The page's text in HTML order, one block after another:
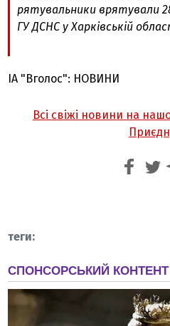
рятувальники врятували
ГУ ДСНС у Харківській
ІА "Вголос": НОВИНИ
Всі свіжі новини на